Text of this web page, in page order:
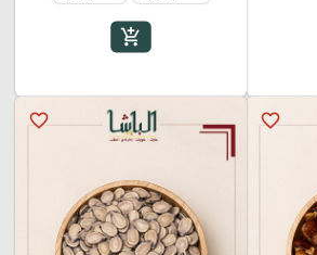
add_shopping_cart
favorite_border
favorite_border